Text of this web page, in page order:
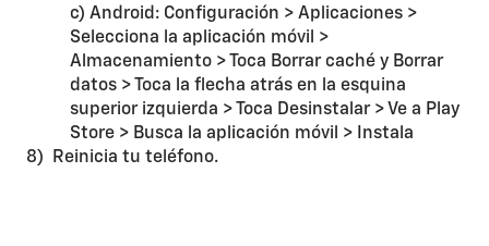
c) Android: Configuración > Aplicaciones >
Selecciona la aplicación móvil >
Almacenamiento > Toca Borrar caché y Borrar
datos > Toca la flecha atrás en la esquina
superior izquierda > Toca Desinstalar > Ve a Play
Store > Busca la aplicación móvil > Instala
8) Reinicia tu teléfono.